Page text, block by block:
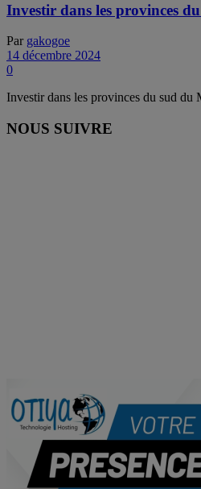
Investir dans les provinces
Par gakogoe
14 décembre 2024
0
Investir dans les provinces du sud du
NOUS SUIVRE